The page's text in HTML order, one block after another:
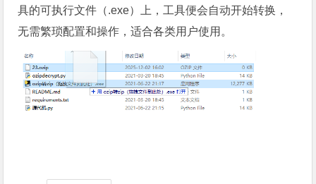
具的可执行文件（.exe）上，工具便会自动开始转换，
无需繁琐配置和操作，适合各类用户使用。